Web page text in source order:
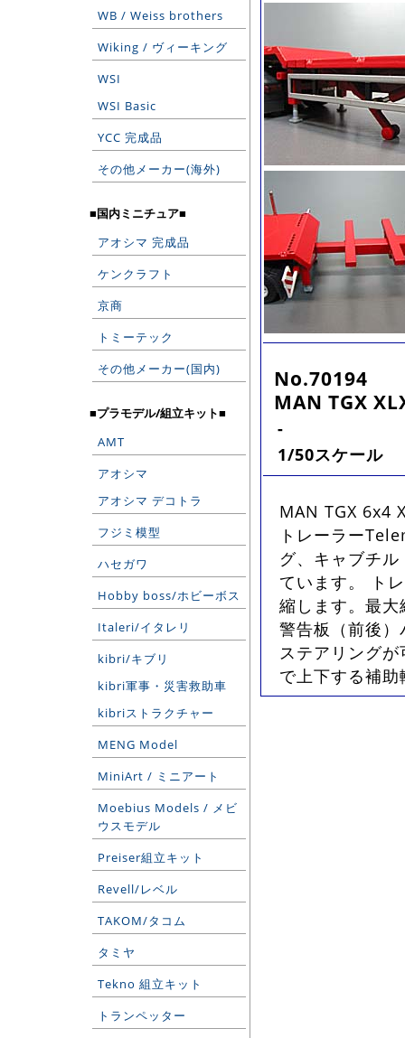
WB / Weiss brothers
Wiking / ヴィーキング
WSI
WSI Basic
YCC 完成品
その他メーカー(海外)
■国内ミニチュア■
アオシマ 完成品
ケンクラフト
京商
トミーテック
その他メーカー(国内)
■プラモデル/組立キット■
AMT
アオシマ
アオシマ デコトラ
フジミ模型
ハセガワ
Hobby boss/ホビーボス
Italeri/イタレリ
kibri/キブリ
kibri軍事・災害救助車
kibriストラクチャー
MENG Model
MiniArt / ミニアート
Moebius Models / メビ
ウスモデル
Preiser組立キット
Revell/レベル
TAKOM/タコム
タミヤ
Tekno 組立キット
トランペッター
No.70194
MAN TGX
-
1/50スケール
MAN TGX 6x4
トレーラー
グ、キャブチ
ています。 ト
縮します。最
警告板（前後
ステアリング
で上下する補